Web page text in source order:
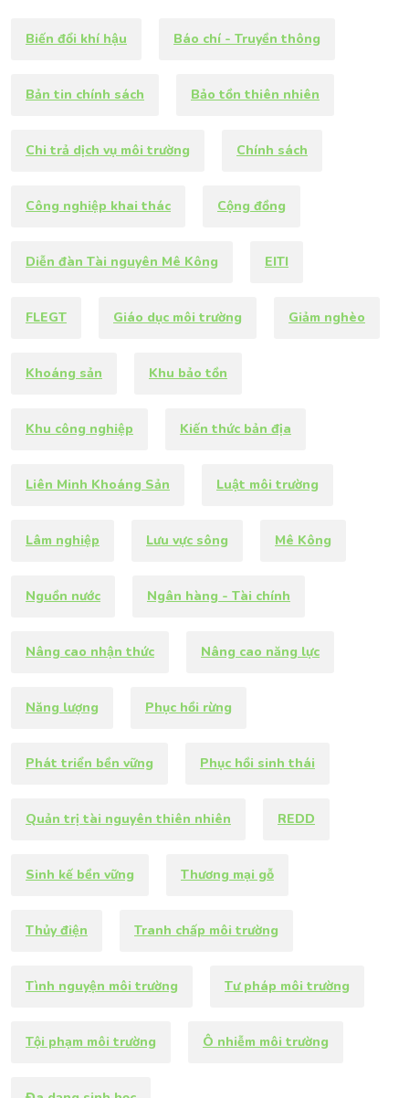
Biến đổi khí hậu Báo chí - Truyền thông
Bản tin chính sách Bảo tồn thiên nhiên
Chi trả dịch vụ môi trường Chính sách
Công nghiệp khai thác Cộng đồng
Diễn đàn Tài nguyên Mê Kông EITI
FLEGT Giáo dục môi trường Giảm nghèo
Khoáng sản Khu bảo tồn
Khu công nghiệp Kiến thức bản địa
Liên Minh Khoáng Sản Luật môi trường
Lâm nghiệp Lưu vực sông Mê Kông
Nguồn nước Ngân hàng - Tài chính
Nâng cao nhận thức Nâng cao năng lực
Năng lượng Phục hồi rừng
Phát triển bền vững Phục hồi sinh thái
Quản trị tài nguyên thiên nhiên REDD
Sinh kế bền vững Thương mại gỗ
Thủy điện Tranh chấp môi trường
Tình nguyện môi trường Tư pháp môi trường
Tội phạm môi trường Ô nhiễm môi trường